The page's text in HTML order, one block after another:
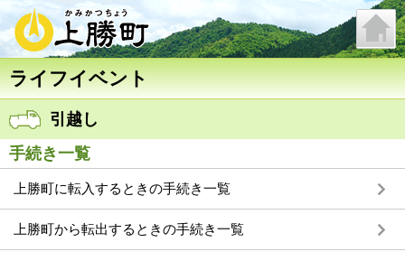
ライフイベント
引越し
手続き一覧
上勝町に転入するときの手続き一覧
上勝町から転出するときの手続き一覧